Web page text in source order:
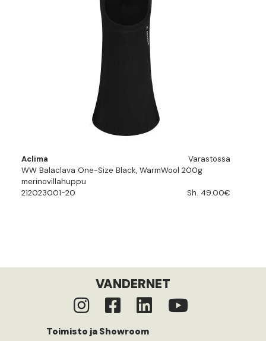
Aclima
Varastossa
WW Balaclava One-Size Black, WarmWool 200g
merinovillahuppu
212023001-20
Sh. 49.00€
VANDERNET
Toimisto ja Showroom